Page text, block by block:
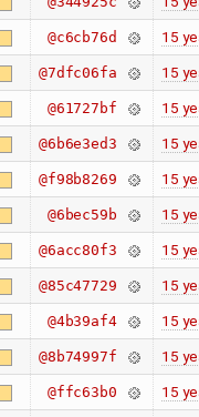
@c6cb76d 15
@7dfc06fa 15
@61727bf 15
@6b6e3ed3 15
@f98b8269 15
@6bec59b 15
@6acc80f3 15
@85c47729 15
@4b39af4 15
@8b74997f 15
@ffc63b0 15